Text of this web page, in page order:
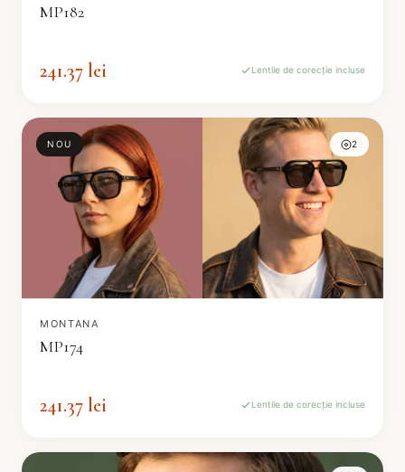
MP182
241.37 lei Lentile de corecție incluse
NOU 2
MONTANA
MP174
241.37 lei Lentile de corecție incluse